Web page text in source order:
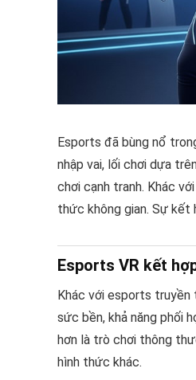
Esports đã bùng nổ
nhập vai, lối chơi dựa
chơi cạnh tranh. Khác
thức không gian. Sự kết
Esports VR kết
Khác với esports truyền
sức bền, khả năng phối
hơn là trò chơi thông
hình thức khác.